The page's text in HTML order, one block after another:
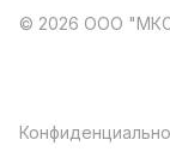
© 2026 ООО